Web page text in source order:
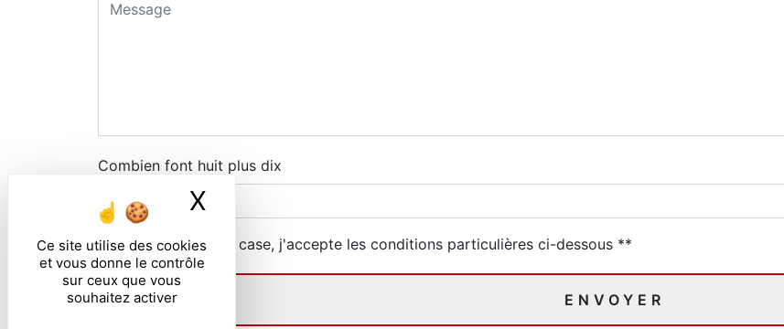
Ce site utilise des cookies
et vous donne le contrôle
sur ceux que vous
souhaitez activer
X
Combien font huit plus dix
En cochant cette case, j'accepte les conditions particulières ci-dessous **
ENVOYER